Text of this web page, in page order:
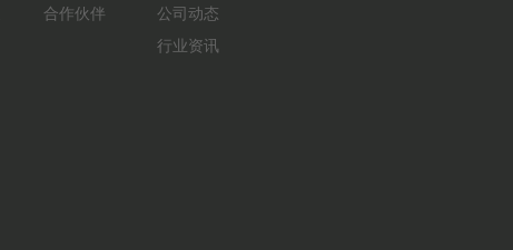
合作伙伴
公司动态
行业资讯